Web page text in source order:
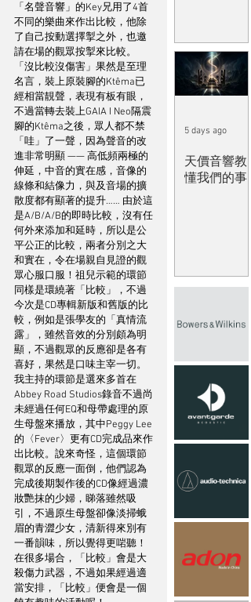
「名聲音響」的Key兄用了4首
不同的樂曲來作出比較，他除
了自己按動選擇掣之外，也邀
請在場的觀眾按掣來比較。
「沒比較沒傷害」果然是至理
名言，裝上原裝腳的Ktêma已
經相當靚聲，表現有板有眼，
不過當轉去裝上GAIA I Neo隔震
腳的Ktêma之後，眾人都不禁
「哇」了一聲，因為聲音的改
進非常明顯 —— 高低頻兩極的
伸延，中音的實在感，音像的
線條和結像力，與及音場的擴
散度都有顯著的提升…… 由於這
是A/B/A/B的即時比較，沒有任
何外來添加和延時，所以是公
平公正的比較，兩者分別之大
和實在，令在場親自見證的觀
眾心服口服！祖兒示範的環節
同樣是環繞著「比較」，不過
今次是CD專輯新版和舊版的比
較，例如是張學友的「真情流
露」，雖然音效的分別頗為明
顯，不過觀眾的反應卻是各有
喜好，果然是口味主宰一切。
我主持的環節是選來多首在
Abbey Road Studios錄音不過尚
未經過任何EQ和母帶處理的原
生母盤來播放，其中Peggy Lee
的〈Fever〉更有CD完成品來作
出比較。說來奇怪，這個環節
觀眾的反應一面倒，他們認為
完成後期製作後的CD像經過濃
妝艷抹的少婦，睇落雖然吸
引，不過原生母盤卻像淡掃蛾
眉的青澀少女，清新得來別有
一番韻味，所以覺得更啱聽！
在很多場合，「比較」會是大
殺傷力武器，不過如果經過適
當安排，「比較」便會是一個
天價音響教
懂我們的事
5 days ago